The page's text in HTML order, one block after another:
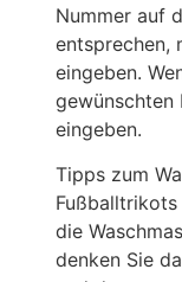
Nummer auf
entsprechen,
eingeben.
gewünschten
eingeben.
Tipps zum
Fußballtrikots
die
denken Sie